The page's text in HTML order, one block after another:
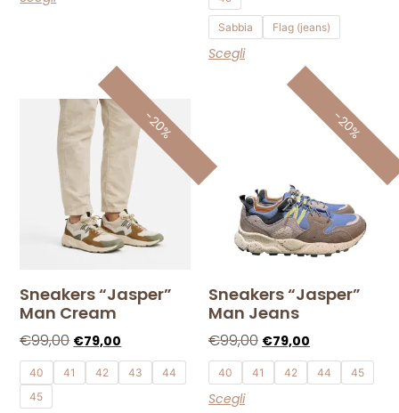
Sabbia Flag (jeans)
Scegli
-20%
Sneakers “Jasper”
Man Cream
€99,00 €79,00
40 41 42 43
44
45
-20%
Sneakers “Jasper”
Man Jeans
€99,00 €79,00
40 41 42 44 45
Scegli